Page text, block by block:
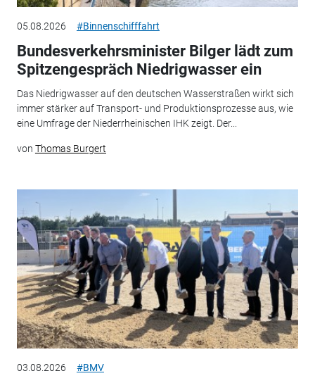
05.08.2026 #Binnenschifffahrt
Bundesverkehrsminister Bilger lädt zum
Spitzengespräch Niedrigwasser ein
Das Niedrigwasser auf den deutschen Wasserstraßen wirkt sich
immer stärker auf Transport- und Produktionsprozesse aus, wie
eine Umfrage der Niederrheinischen IHK zeigt. Der...
von Thomas Burgert
03.08.2026 #BMV